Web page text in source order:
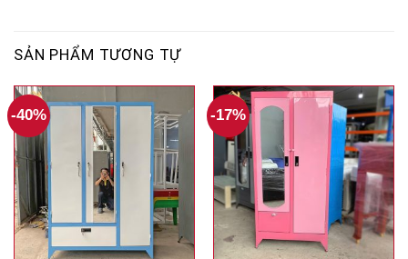
SẢN PHẨM TƯƠNG TỰ
-40% -17%